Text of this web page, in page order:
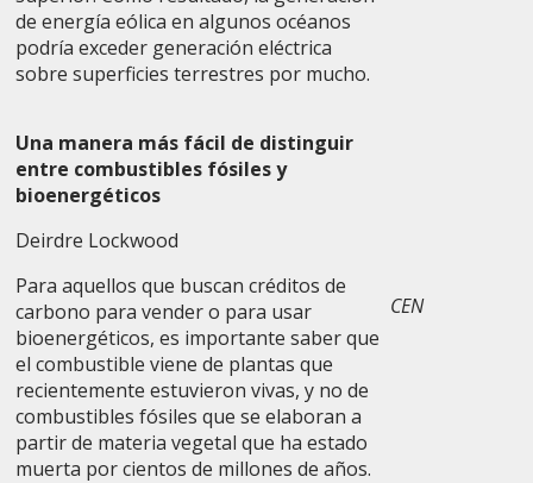
de energía eólica en algunos océanos
podría exceder generación eléctrica
sobre superficies terrestres por mucho.
Una manera más fácil de distinguir
entre combustibles fósiles y
bioenergéticos
Deirdre Lockwood
Para aquellos que buscan créditos de
carbono para vender o para usar
bioenergéticos, es importante saber que
el combustible viene de plantas que
recientemente estuvieron vivas, y no de
combustibles fósiles que se elaboran a
partir de materia vegetal que ha estado
muerta por cientos de millones de años.
CEN